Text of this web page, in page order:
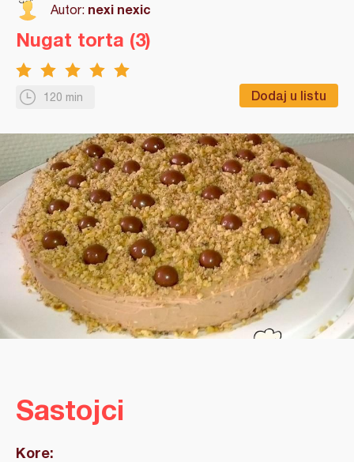
Autor: nexi nexic
120 min Dodaj u listu
Nugat torta (3)
Sastojci
Kore: